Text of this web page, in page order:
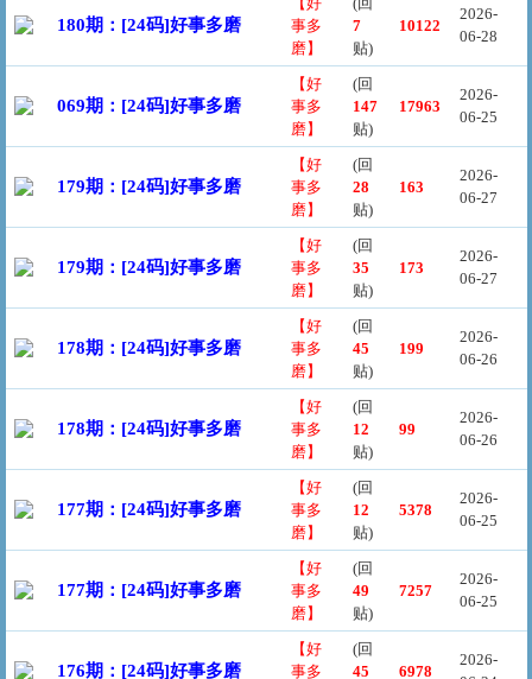
180期：[24码]好事多磨
事多
磨】
7
贴)
10122
2026-
06-28
069期：[24码]好事多磨
【好
事多
磨】
(回
147
贴)
17963
2026-
06-25
179期：[24码]好事多磨
【好
事多
磨】
(回
28
贴)
163
2026-
06-27
179期：[24码]好事多磨
【好
事多
磨】
(回
35
贴)
173
2026-
06-27
178期：[24码]好事多磨
【好
事多
磨】
(回
45
贴)
199
2026-
06-26
178期：[24码]好事多磨
【好
事多
磨】
(回
12
贴)
99
2026-
06-26
177期：[24码]好事多磨
【好
事多
磨】
(回
12
贴)
5378
2026-
06-25
177期：[24码]好事多磨
【好
事多
磨】
(回
49
贴)
7257
2026-
06-25
176期：[24码]好事多磨
【好
事多
(回
45
6978
2026-